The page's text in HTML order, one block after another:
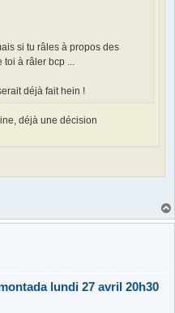
si tu râles à propos des
toi à râler bcp ...
déjà fait hein !
déjà une décision
lundi 27 avril 20h30